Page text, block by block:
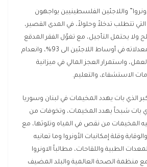
واللاجئين الفلسطينيين يواجهون
تتطلب تدخلاً وحلولاً، في المدى القصير،
يحتمل التأجيل، مع تغوّل الفقر المدقع
في المخيمات، وارتفاع معدلاته في أوساط اللاجئين الى 93%، وانعدام
واستمرار العجز المالي في ميزانية
الاستشفاء، والتعليم.
الذي بات يهدد المخيمات في لبنان وسوريا
بات شبحاً يهدد المخيمات، وتخوفات من
المخيمات من نقص في المياه وتلوثها، مع
وقلة إمكانيات الأونروا وما تعانيه
الطبية واللقاحات، مطالباً الاونروا
منظمة الصحة العالمية والبلد المضيف